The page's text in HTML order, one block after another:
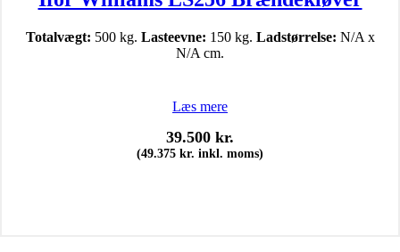
Totalvægt: 500 kg. Lasteevne: 150 kg. Ladstørrelse: N/A x
N/A cm.
Læs mere
39.500 kr.
(49.375 kr. inkl. moms)